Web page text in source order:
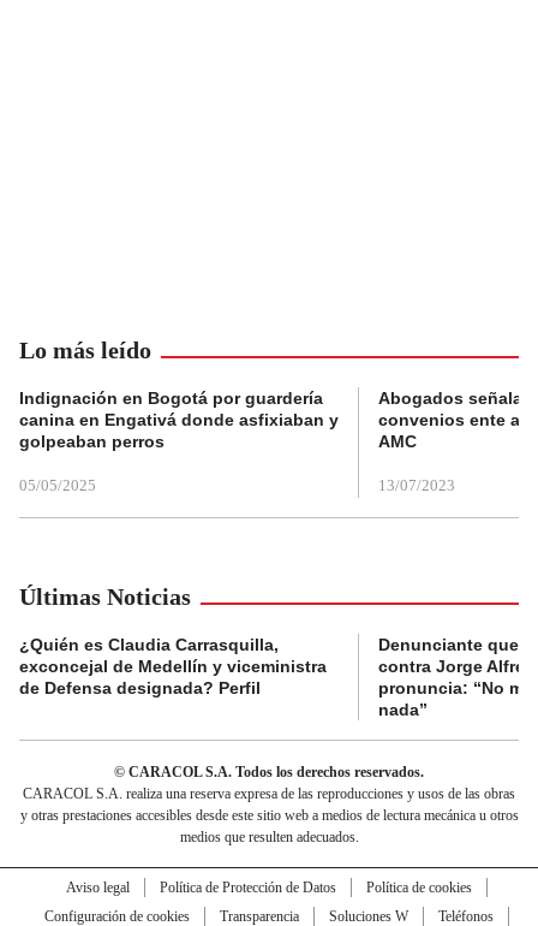
Lo más leído
Indignación en Bogotá por guardería
canina en Engativá donde asfixiaban y
golpeaban perros
05/05/2025
Abogados
convenios ente
AMC
13/07/2023
Últimas Noticias
¿Quién es Claudia Carrasquilla,
exconcejal de Medellín y viceministra
de Defensa designada? Perfil
Denunciante que
contra Jorge
pronuncia: “No
nada”
© CARACOL S.A. Todos los derechos reservados.
CARACOL S.A. realiza una reserva expresa de las reproducciones y usos de las obras
y otras prestaciones accesibles desde este sitio web a medios de lectura mecánica u otros
medios que resulten adecuados.
Aviso legal Política de Protección de Datos
Política de cookies
Configuración de cookies
Transparencia Soluciones W
Teléfonos